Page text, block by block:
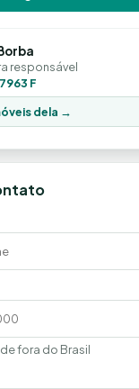
responsável
F
dela →
fora do Brasil